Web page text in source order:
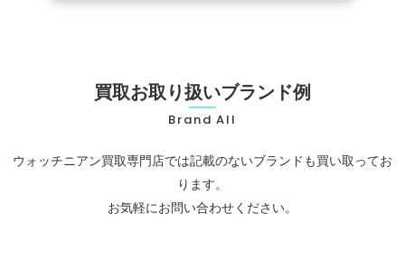
買取お取り扱いブランド例
Brand All
ウォッチニアン買取専門店では記載のないブランドも買い取ってお
ります。
お気軽にお問い合わせください。